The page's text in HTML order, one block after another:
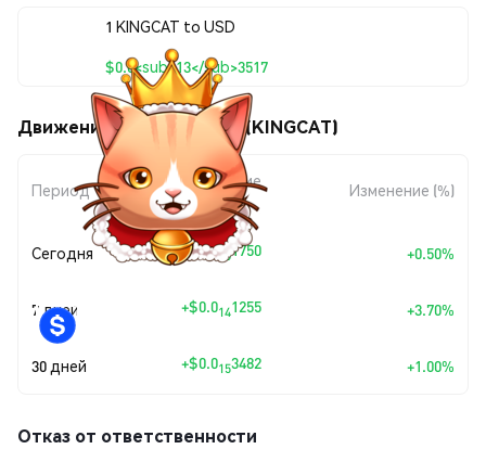
1 KINGCAT to USD
$0.0<sub>13</sub>3517
Движения цены King Cat (KINGCAT)
Период
Изменение
суммы
Изменение (%)
Сегодня +$0.0151750 +0.50%
7 дней +$0.0141255 +3.70%
30 дней +$0.0153482 +1.00%
Отказ от ответственности